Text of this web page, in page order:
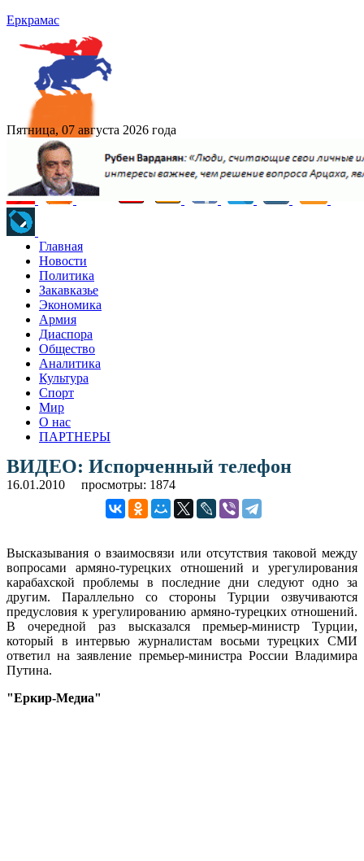
Еркрамас
Пятница, 07 августа 2026 года
Главная
Новости
Политика
Закавказье
Экономика
Армия
Диаспора
Общество
Аналитика
Культура
Спорт
Мир
О нас
ПАРТНЕРЫ
ВИДЕО: Испорченный телефон
16.01.2010 просмотры: 1874
Высказывания о взаимосвязи или отсутствия таковой между
вопросами армяно-турецких отношений и урегулирования
карабахской проблемы в последние дни следуют одно за
другим. Параллельно со стороны Турции озвучиваются
предусловия к урегулированию армяно-турецких отношений.
В очередной раз высказался премьер-министр Турции,
который в интервью журналистам восьми турецких СМИ
ответил на заявление премьер-министра России Владимира
Путина.
"Еркир-Медиа"